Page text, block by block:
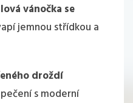
vánočka se
jemnou střídkou a
droždí
s moderní